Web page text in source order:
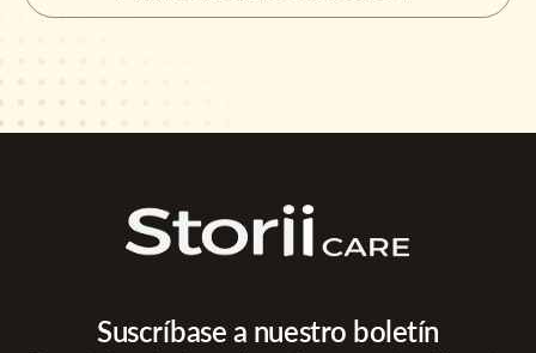
Suscríbase a nuestro boletín